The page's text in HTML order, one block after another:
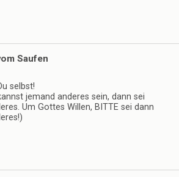
Saufen
selbst!
jemand anderes sein, dann sei
Um Gottes Willen, BITTE sei dann